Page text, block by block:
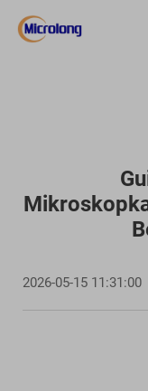
2026-05-15 11:31:00